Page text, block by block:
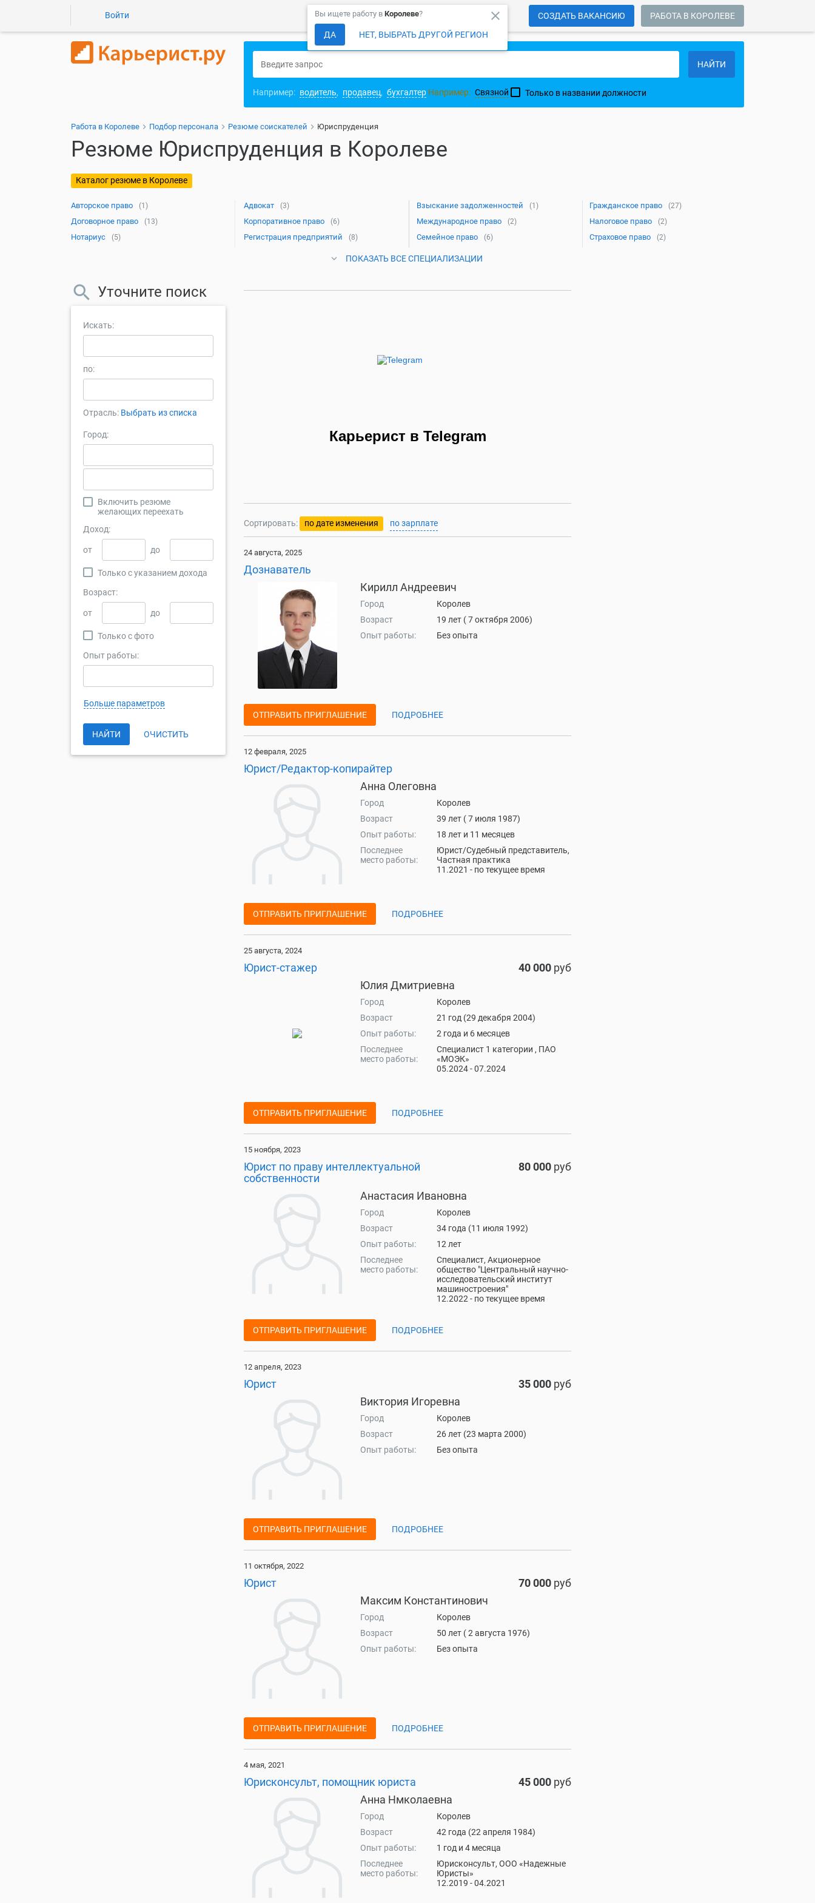
Войти СОЗДАТЬ ВАКАНСИЮ РАБОТА В КОРОЛЕВЕ
close
Вы ищете работу в Королеве?
ДА НЕТ, ВЫБРАТЬ ДРУГОЙ РЕГИОН
НАЙТИ
Например: водитель, продавец, бухгалтер Например: Связной Только в названии должности
Работа в Королеве Подбор персонала Резюме соискателей Юриспруденция
Резюме Юриспруденция в Королеве
Каталог резюме в Королеве
Авторское право (1) Адвокат (3) Взыскание задолженностей (1) Гражданское право (27)
Договорное право (13) Корпоративное право (6) Международное право (2) Налоговое право (2)
Нотариус (5) Регистрация предприятий (8) Семейное право (6) Страховое право (2)
ПОКАЗАТЬ ВСЕ СПЕЦИАЛИЗАЦИИ
Карьерист в Telegram
Сортировать: по дате изменения по зарплате
24 августа, 2025
Дознаватель
Кирилл Андреевич
Город
Королев
Возраст
19 лет ( 7 октября 2006)
Опыт работы:
Без опыта
ОТПРАВИТЬ ПРИГЛАШЕНИЕ ПОДРОБНЕЕ
12 февраля, 2025
Юрист/Редактор-копирайтер
Анна Олеговна
Город
Королев
Возраст
39 лет ( 7 июля 1987)
Опыт работы:
18 лет и 11 месяцев
Последнее
место работы:
Юрист/Судебный представитель,
Частная практика
11.2021 - по текущее время
ОТПРАВИТЬ ПРИГЛАШЕНИЕ ПОДРОБНЕЕ
25 августа, 2024
Юрист-стажер 40 000руб
Юлия Дмитриевна
Город
Королев
Возраст
21 год (29 декабря 2004)
Опыт работы:
2 года и 6 месяцев
Последнее
место работы:
Специалист 1 категории , ПАО
«МОЭК»
05.2024 - 07.2024
ОТПРАВИТЬ ПРИГЛАШЕНИЕ ПОДРОБНЕЕ
15 ноября, 2023
Юрист по праву интеллектуальной
собственности
80 000руб
Анастасия Ивановна
Город
Королев
Возраст
34 года (11 июля 1992)
Опыт работы:
12 лет
Последнее
место работы:
Специалист, Акционерное
общество "Центральный научно-
исследовательский институт
машиностроения"
12.2022 - по текущее время
ОТПРАВИТЬ ПРИГЛАШЕНИЕ ПОДРОБНЕЕ
12 апреля, 2023
Юрист 35 000руб
Виктория Игоревна
Город
Королев
Возраст
26 лет (23 марта 2000)
Опыт работы:
Без опыта
ОТПРАВИТЬ ПРИГЛАШЕНИЕ ПОДРОБНЕЕ
11 октября, 2022
Юрист 70 000руб
Максим Константинович
Город
Королев
Возраст
50 лет ( 2 августа 1976)
Опыт работы:
Без опыта
ОТПРАВИТЬ ПРИГЛАШЕНИЕ ПОДРОБНЕЕ
4 мая, 2021
Юрисконсульт, помощник юриста 45 000руб
Анна Нмколаевна
Город
Королев
Возраст
42 года (22 апреля 1984)
Опыт работы:
1 год и 4 месяца
Последнее
место работы:
Юрисконсульт, ООО «Надежные
Юристы»
12.2019 - 04.2021
Уточните поиск
Искать:
по:
Отрасль: Выбрать из списка
Город:
Включить резюме
желающих переехать
Доход:
от до
Только с указанием дохода
Возраст:
от до
Только с фото
Опыт работы:
Больше параметров
НАЙТИ ОЧИСТИТЬ